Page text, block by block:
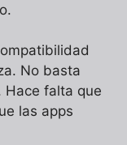
No basta
Hace falta que
las apps